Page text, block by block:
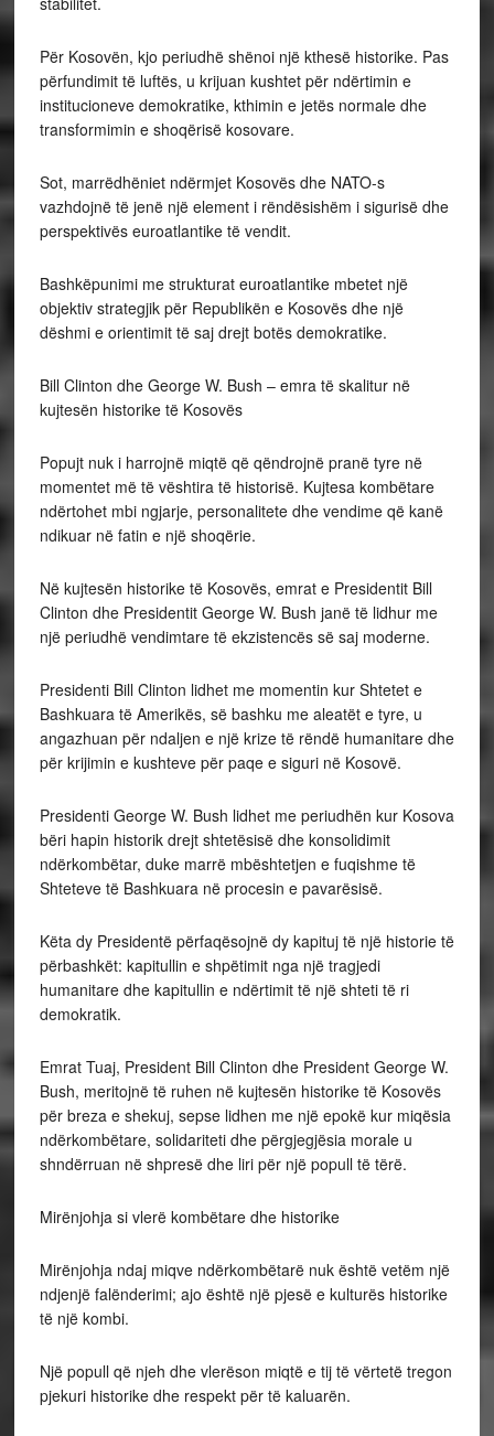
Për Kosovën, kjo periudhë shënoi një kthesë historike. Pas
përfundimit të luftës, u krijuan kushtet për ndërtimin e
institucioneve demokratike, kthimin e jetës normale dhe
transformimin e shoqërisë kosovare.
Sot, marrëdhëniet ndërmjet Kosovës dhe NATO-s
vazhdojnë të jenë një element i rëndësishëm i sigurisë dhe
perspektivës euroatlantike të vendit.
Bashkëpunimi me strukturat euroatlantike mbetet një
objektiv strategjik për Republikën e Kosovës dhe një
dëshmi e orientimit të saj drejt botës demokratike.
Bill Clinton dhe George W. Bush – emra të skalitur në
kujtesën historike të Kosovës
Popujt nuk i harrojnë miqtë që qëndrojnë pranë tyre në
momentet më të vështira të historisë. Kujtesa kombëtare
ndërtohet mbi ngjarje, personalitete dhe vendime që kanë
ndikuar në fatin e një shoqërie.
Në kujtesën historike të Kosovës, emrat e Presidentit Bill
Clinton dhe Presidentit George W. Bush janë të lidhur me
një periudhë vendimtare të ekzistencës së saj moderne.
Presidenti Bill Clinton lidhet me momentin kur Shtetet e
Bashkuara të Amerikës, së bashku me aleatët e tyre, u
angazhuan për ndaljen e një krize të rëndë humanitare dhe
për krijimin e kushteve për paqe e siguri në Kosovë.
Presidenti George W. Bush lidhet me periudhën kur Kosova
bëri hapin historik drejt shtetësisë dhe konsolidimit
ndërkombëtar, duke marrë mbështetjen e fuqishme të
Shteteve të Bashkuara në procesin e pavarësisë.
Këta dy Presidentë përfaqësojnë dy kapituj të një historie të
përbashkët: kapitullin e shpëtimit nga një tragjedi
humanitare dhe kapitullin e ndërtimit të një shteti të ri
demokratik.
Emrat Tuaj, President Bill Clinton dhe President George W.
Bush, meritojnë të ruhen në kujtesën historike të Kosovës
për breza e shekuj, sepse lidhen me një epokë kur miqësia
ndërkombëtare, solidariteti dhe përgjegjësia morale u
shndërruan në shpresë dhe liri për një popull të tërë.
Mirënjohja si vlerë kombëtare dhe historike
Mirënjohja ndaj miqve ndërkombëtarë nuk është vetëm një
ndjenjë falënderimi; ajo është një pjesë e kulturës historike
të një kombi.
Një popull që njeh dhe vlerëson miqtë e tij të vërtetë tregon
pjekuri historike dhe respekt për të kaluarën.